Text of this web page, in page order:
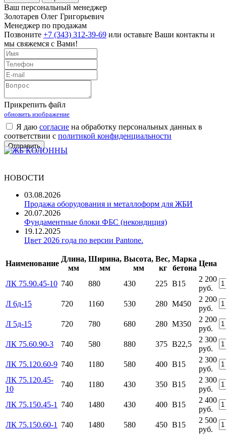
Ваш персональный менеджер
Золотарев Олег Григорьевич
Менеджер по продажам
Позвоните +7 (343) 312-39-69 или оставьте Ваши контакты и
мы свяжемся с Вами!
Прикрепить файл
обновить изображение
Я даю согласие на обработку персональных данных в
соответствии с политикой конфиденциальности
НОВОСТИ
03.08.2026
Продажа оборудования и металлоформ для ЖБИ
20.07.2026
Фундаментные блоки ФБС (некондиция)
19.12.2025
Цвет 2026 года по версии Pantone.
Наименование
Длина,
мм
Ширина,
мм
Высота,
мм
Вес,
кг
Марка
бетона
Цена
ЛК 75.90.45-10 740 880 430 225 В15
2 200
руб.
Л 6д-15
720 1160 530 280 М450
2 200
руб.
Л 5д-15
720 780 680 280 М350
2 200
руб.
ЛК 75.60.90-3
740 580 880 375 В22,5
2 300
руб.
ЛК 75.120.60-9 740 1180 580 400 В15
2 300
руб.
ЛК 75.120.45-
10
740 1180 430 350 В15
2 300
руб.
ЛК 75.150.45-1
740 1480 430 400 В15
2 400
руб.
ЛК 75.150.60-1
740 1480 580 450 В15
2 500
руб.